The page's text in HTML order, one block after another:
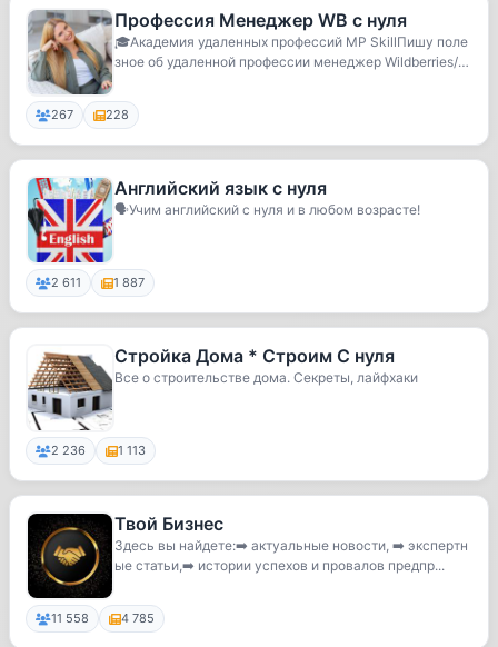
Профессия Менеджер WB с нуля
🎓Академия удаленных профессий MP SkillПишу поле
зное об удаленной профессии менеджер Wildberries/O
267 228
Английский язык с нуля
🗣Учим английский с нуля и в любом возрасте!
2 611 1 887
Стройка Дома * Строим С нуля
Все о строительстве дома. Секреты, лайфхаки
2 236 1 113
Твой Бизнес
Здесь вы найдете:➡️ актуальные новости, ➡️ экспертн
ые статьи,➡️ истории успехов и провалов предпр...
11 558 4 785